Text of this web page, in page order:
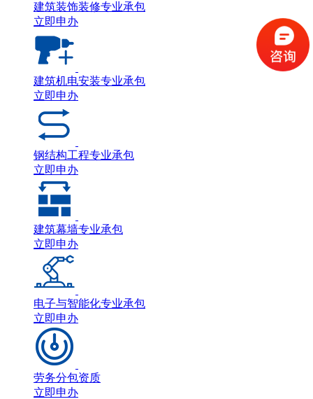
建筑装饰装修专业承包
立即申办
建筑机电安装专业承包
立即申办
钢结构工程专业承包
立即申办
建筑幕墙专业承包
立即申办
电子与智能化专业承包
立即申办
劳务分包资质
立即申办